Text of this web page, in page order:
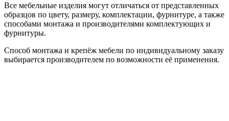
Все мебельные изделия могут отличаться от представленных
образцов по цвету, размеру, комплектации, фурнитуре, а также
способами монтажа и производителями комплектующих и
фурнитуры.
Способ монтажа и крепёж мебели по индивидуальному заказу
выбирается производителем по возможности её применения.